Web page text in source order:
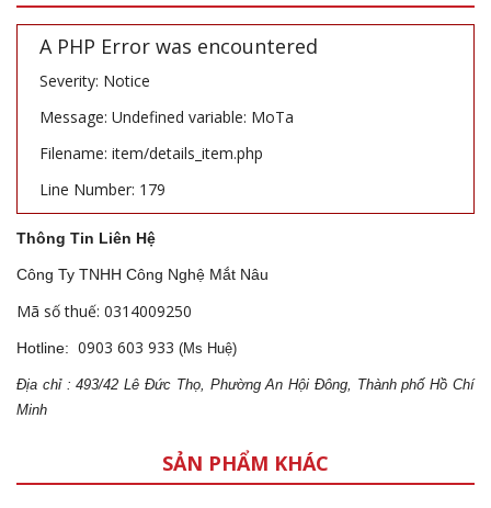
A PHP Error was encountered
Severity: Notice
Message: Undefined variable: MoTa
Filename: item/details_item.php
Line Number: 179
Thông Tin Liên Hệ
Công Ty TNHH Công Nghệ Mắt Nâu
Mã số thuế: 0314009250
Hotline: 0903 603 933 (Ms Huệ)
Địa chỉ : 493/42 Lê Đức Thọ, Phường An Hội Đông, Thành phố Hồ Chí
Minh
SẢN PHẨM KHÁC